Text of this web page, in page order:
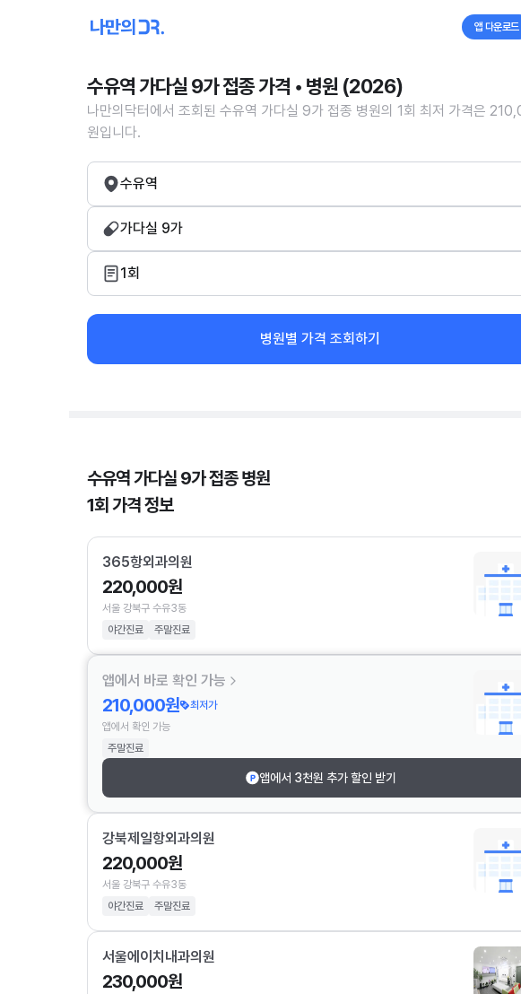
앱 다운로드
수유역 가다실 9가 접종 가격 • 병원 (2026)
나만의닥터에서 조회된 수유역 가다실 9가 접종 병원의 1회 최저 가격은
원입니다.
수유역
가다실 9가
1회
병원별 가격 조회하기
수유역 가다실 9가 접종 병원
1회 가격 정보
365항외과의원
220,000원
서울 강북구 수유3동
야간진료
주말진료
앱에서 바로 확인 가능
210,000원
최저가
앱에서 확인 가능
주말진료
앱에서 3천원 추가 할인 받기
강북제일항외과의원
220,000원
서울 강북구 수유3동
야간진료
주말진료
서울에이치내과의원
230,000원